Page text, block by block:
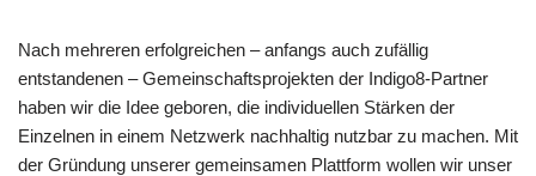
Nach mehreren erfolgreichen – anfangs auch zufällig
entstandenen – Gemeinschaftsprojekten der Indigo8-Partner
haben wir die Idee geboren, die individuellen Stärken der
Einzelnen in einem Netzwerk nachhaltig nutzbar zu machen. Mit
der Gründung unserer gemeinsamen Plattform wollen wir unser